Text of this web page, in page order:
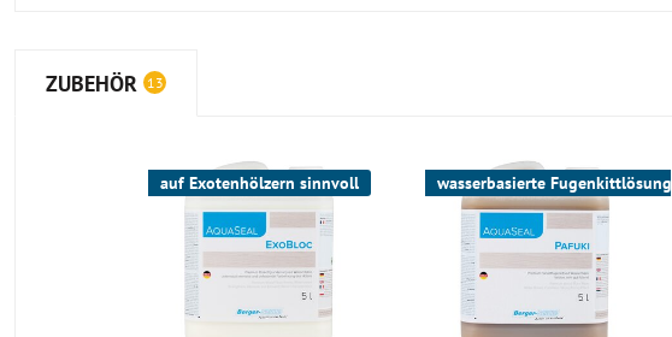
Auffallend an diesem Industrieparkett - und an jedem anderen auch - ist die Optik
und die extreme Robustheit. Es wurde bereits in Zeit der Industrialisierung
Dampfmaschinen jedoch einen festen Untergrund benötigten. Sie werden sehen,
auf diesem Parkett können so einige Partys gefeiert werden.
Unser Tipp:Besonders helle Möbel und Gegenstände heben sich
hervorragend von diesem dunklen Parkett ab.
Die dunkle Farbe erhält das Parkett durch Räucherung der Eiche. Das Holz der
Eiche wird beim Räuchern mit Ammoniak oder Salmiakgeist begast. Dadurch
ZUBEHÖR 13
auf Exotenhölzern sinnvoll wasserbasierte Fugenkittlösung